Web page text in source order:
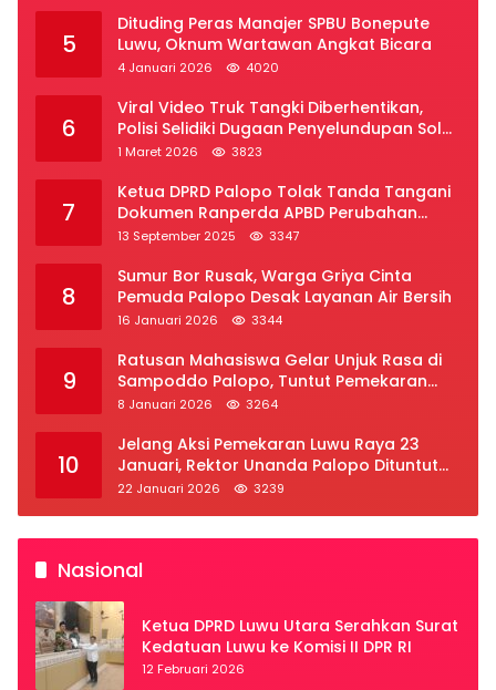
5
Dituding Peras Manajer SPBU Bonepute
Luwu, Oknum Wartawan Angkat Bicara
4 Januari 2026 4020
6
Viral Video Truk Tangki Diberhentikan,
Polisi Selidiki Dugaan Penyelundupan Solar
Subsidi di Palopo
1 Maret 2026 3823
7
Ketua DPRD Palopo Tolak Tanda Tangani
Dokumen Ranperda APBD Perubahan
2025
13 September 2025 3347
8
Sumur Bor Rusak, Warga Griya Cinta
Pemuda Palopo Desak Layanan Air Bersih
16 Januari 2026 3344
9
Ratusan Mahasiswa Gelar Unjuk Rasa di
Sampoddo Palopo, Tuntut Pemekaran
Provinsi Luwu Raya
8 Januari 2026 3264
10
Jelang Aksi Pemekaran Luwu Raya 23
Januari, Rektor Unanda Palopo Dituntut
Liburkan Mahasiswa
22 Januari 2026 3239
Nasional
Ketua DPRD Luwu Utara Serahkan Surat
Kedatuan Luwu ke Komisi II DPR RI
12 Februari 2026